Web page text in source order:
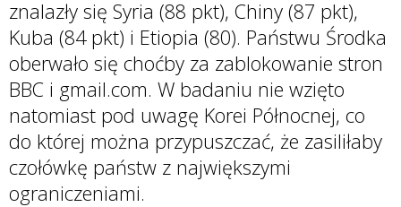
znalazły się Syria (88 pkt), Chiny (87 pkt),
Kuba (84 pkt) i Etiopia (80). Państwu Środka
oberwało się choćby za zablokowanie stron
BBC i gmail.com. W badaniu nie wzięto
natomiast pod uwagę Korei Północnej, co
do której można przypuszczać, że zasiliłaby
czołówkę państw z największymi
ograniczeniami.